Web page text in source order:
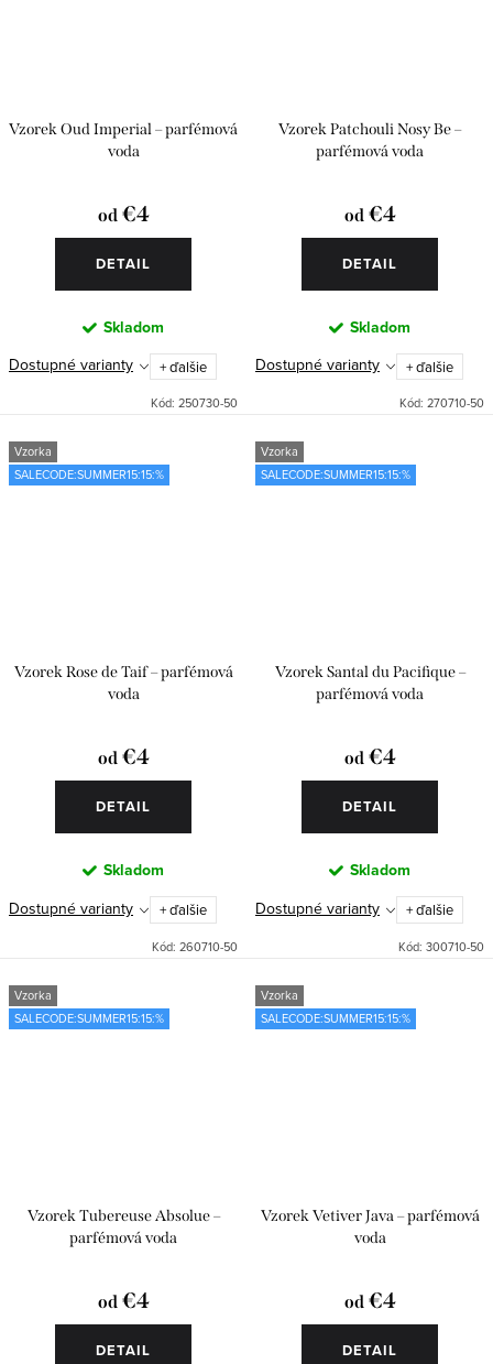
Vzorek Oud Imperial – parfémová
voda
od €4
DETAIL
Skladom
Dostupné varianty + ďalšie
Kód: 250730-50
Vzorek Patchouli Nosy Be –
parfémová voda
od €4
DETAIL
Skladom
Dostupné varianty + ďalšie
Kód: 270710-50
Vzorka
SALECODE:SUMMER15:15:%
Vzorek Rose de Taif – parfémová
voda
od€4
DETAIL
Skladom
Dostupné varianty + ďalšie
Kód: 260710-50
Vzorka
SALECODE:SUMMER15:15:%
Vzorek Santal du Pacifique –
parfémová voda
od€4
DETAIL
Skladom
Dostupné varianty + ďalšie
Kód: 300710-50
Vzorka
SALECODE:SUMMER15:15:%
Vzorek Tubereuse Absolue –
parfémová voda
od€4
DETAIL
Vzorka
SALECODE:SUMMER15:15:%
Vzorek Vetiver Java – parfémová
voda
od€4
DETAIL